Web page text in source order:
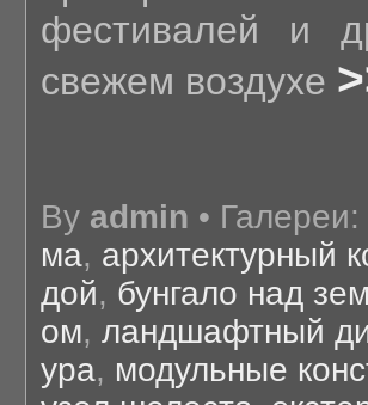
фестивалей и
свежем воздухе
By admin • Галереи:
ма, архитектурный
дой, бунгало над
ом, ландшафтный
ура, модульные